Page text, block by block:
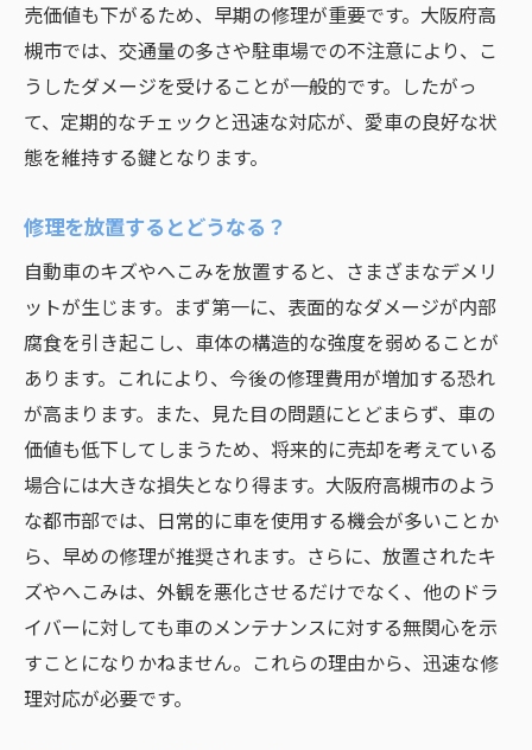
売価値も下がるため、早期の修理が重要です。大阪府高
槻市では、交通量の多さや駐車場での不注意により、こ
うしたダメージを受けることが一般的です。したがっ
て、定期的なチェックと迅速な対応が、愛車の良好な状
態を維持する鍵となります。
修理を放置するとどうなる？
自動車のキズやへこみを放置すると、さまざまなデメリ
ットが生じます。まず第一に、表面的なダメージが内部
腐食を引き起こし、車体の構造的な強度を弱めることが
あります。これにより、今後の修理費用が増加する恐れ
が高まります。また、見た目の問題にとどまらず、車の
価値も低下してしまうため、将来的に売却を考えている
場合には大きな損失となり得ます。大阪府高槻市のよう
な都市部では、日常的に車を使用する機会が多いことか
ら、早めの修理が推奨されます。さらに、放置されたキ
ズやへこみは、外観を悪化させるだけでなく、他のドラ
イバーに対しても車のメンテナンスに対する無関心を示
すことになりかねません。これらの理由から、迅速な修
理対応が必要です。